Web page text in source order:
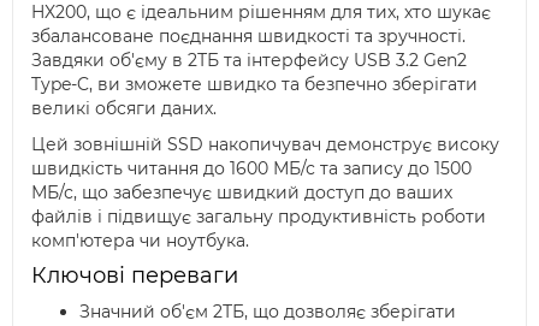
HX200, що є ідеальним рішенням для тих, хто шукає
збалансоване поєднання швидкості та зручності.
Завдяки об'єму в 2ТБ та інтерфейсу USB 3.2 Gen2
Type-C, ви зможете швидко та безпечно зберігати
великі обсяги даних.
Цей зовнішній SSD накопичувач демонструє високу
швидкість читання до 1600 МБ/с та запису до 1500
МБ/с, що забезпечує швидкий доступ до ваших
файлів і підвищує загальну продуктивність роботи
комп'ютера чи ноутбука.
Ключові переваги
Значний об'єм 2ТБ, що дозволяє зберігати